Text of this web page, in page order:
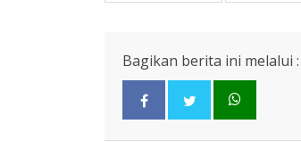
Bagikan berita ini melalui :